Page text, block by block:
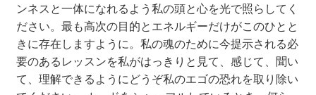
ンネスと一体になれるよう私の頭と心を光で照らしてく
ださい。最も高次の目的とエネルギーだけがこのひとと
きに存在しますように。私の魂のために今提示される必
要のあるレッスンを私がはっきりと見て、感じて、聞い
て、理解できるようにどうぞ私のエゴの恐れを取り除い